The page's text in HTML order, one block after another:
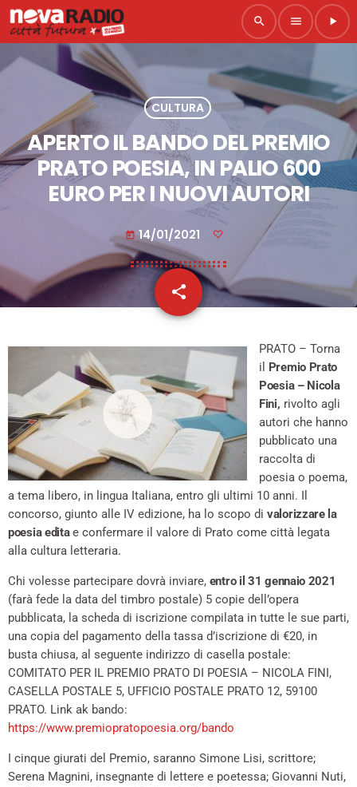
search menu play_arrow
CULTURA
APERTO IL BANDO DEL PREMIO
PRATO POESIA, IN PALIO 600
EURO PER I NUOVI AUTORI
today 14/01/2021
share
email
PRATO – Torna
il Premio Prato
Poesia – Nicola
Fini, rivolto agli
autori che hanno
pubblicato una
raccolta di
poesia o poema,
a tema libero, in lingua Italiana, entro gli ultimi 10 anni. Il
concorso, giunto alle IV edizione, ha lo scopo di valorizzare la
poesia editae confermare il valore di Prato come città legata
alla cultura letteraria.
Chi volesse partecipare dovrà inviare, entro il 31 gennaio 2021
(farà fede la data del timbro postale) 5 copie dell’opera
pubblicata, la scheda di iscrizione compilata in tutte le sue parti,
una copia del pagamento della tassa d’iscrizione di €20, in
busta chiusa, al seguente indirizzo di casella postale:
COMITATO PER IL PREMIO PRATO DI POESIA – NICOLA FINI,
CASELLA POSTALE 5, UFFICIO POSTALE PRATO 12, 59100
PRATO. Link ak bando:
https://www.premiopratopoesia.org/bando
I cinque giurati del Premio, saranno Simone Lisi, scrittore;
Serena Magnini, insegnante di lettere e poetessa; Giovanni Nuti,